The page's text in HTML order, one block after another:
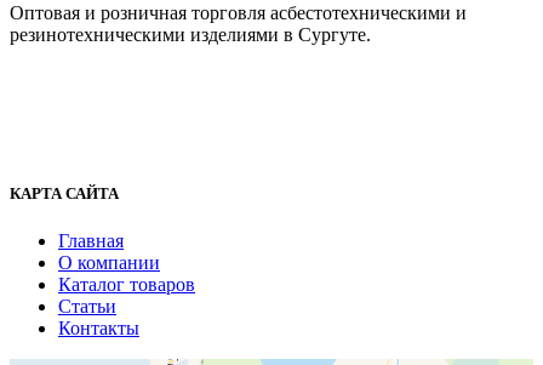
Оптовая и розничная торговля асбестотехническими и
резинотехническими изделиями в Сургуте.
КАРТА САЙТА
Главная
О компании
Каталог товаров
Статьи
Контакты